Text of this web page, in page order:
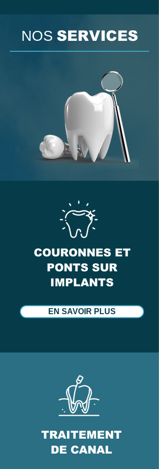
NOS SERVICES
COURONNES ET
PONTS SUR
IMPLANTS
EN SAVOIR PLUS
TRAITEMENT
DE CANAL